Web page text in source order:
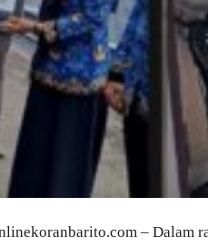
– Dalam